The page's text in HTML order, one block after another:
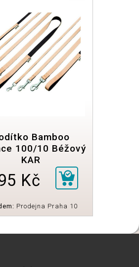
Bamboo
100/10 Béžový
KAR
Kč
Prodejna Praha 10